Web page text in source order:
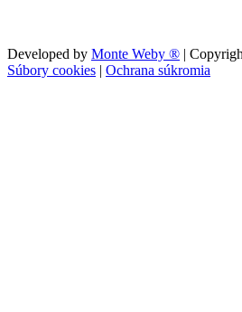
Developed by Monte Weby ® |
Súbory cookies | Ochrana súkromia